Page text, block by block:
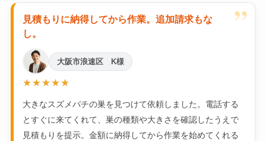
”
見積もりに納得してから作業。追加請求もな
し。
大阪市浪速区 K様
★★★★★
大きなスズメバチの巣を見つけて依頼しました。電話する
とすぐに来てくれて、巣の種類や大きさを確認したうえで
見積もりを提示。金額に納得してから作業を始めてくれる